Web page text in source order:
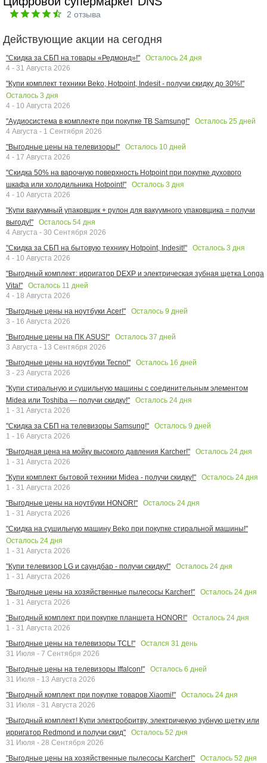
2 отзыва
Действующие акции на сегодня
"Скидка за СБП на товары «Редмонд»!" Осталось 24 дня
4 - 31 Августа 2026
"Купи комплект техники Beko, Hotpoint, Indesit - получи скидку до 30%!"
Осталось 3 дня
4 - 10 Августа 2026
"Аудиосистема в комплекте при покупке ТВ Samsung!"
Осталось 25 дней
4 Августа - 1 Сентября 2026
"Выгодные цены на телевизоры!"
Осталось 10 дней
4 - 17 Августа 2026
"Скидка 50% на варочную поверхность Hotpoint при покупке духового
шкафа или холодильника Hotpoint!"
Осталось 3 дня
4 - 10 Августа 2026
"Купи вакуумный упаковщик + рулон для вакуумного упаковщика = получи
выгоду!"
Осталось 54 дня
4 Августа - 30 Сентября 2026
"Скидка за СБП на бытовую технику Hotpoint, Indesit!"
Осталось 3 дня
4 - 10 Августа 2026
"Выгодный комплект: ирригатор DEXP и электрическая зубная щетка Longa
Vita!"
Осталось 11 дней
4 - 18 Августа 2026
"Выгодные цены на ноутбуки Acer!"
Осталось 9 дней
3 - 16 Августа 2026
"Выгодные цены на ПК ASUS!"
Осталось 37 дней
3 Августа - 13 Сентября 2026
"Выгодные цены на ноутбуки Tecno!"
Осталось 16 дней
3 - 23 Августа 2026
"Купи стиральную и сушильную машины с соединительным элементом
Midea или Toshiba — получи скидку!"
Осталось 24 дня
1 - 31 Августа 2026
"Скидка за СБП на телевизоры Samsung!"
Осталось 9 дней
1 - 16 Августа 2026
"Выгодная цена на мойку высокого давления Karcher!"
Осталось 24 дня
1 - 31 Августа 2026
"Купи комплект бытовой техники Midea - получи скидку!"
Осталось 24 дня
1 - 31 Августа 2026
"Выгодные цены на ноутбуки HONOR!"
Осталось 24 дня
1 - 31 Августа 2026
"Скидка на сушильную машину Beko при покупке стиральной машины!"
Осталось 24 дня
1 - 31 Августа 2026
"Купи телевизор LG и саундбар - получи скидку!"
Осталось 24 дня
1 - 31 Августа 2026
"Выгодные цены на хозяйственные пылесосы Karcher!"
Осталось 24 дня
1 - 31 Августа 2026
"Выгодный комплект при покупке планшета HONOR!"
Осталось 24 дня
1 - 31 Августа 2026
"Выгодные цены на телевизоры TCL!"
Остался 31 день
31 Июля - 7 Сентября 2026
"Выгодные цены на телевизоры Iffalcon!"
Осталось 6 дней
31 Июля - 13 Августа 2026
"Выгодный комплект при покупке товаров Xiaomi!"
Осталось 24 дня
31 Июля - 31 Августа 2026
"Выгодный комплект! Купи электробритву, электричекую зубную щетку или
ирригатор Redmond и получи скид"
Осталось 52 дня
31 Июля - 28 Сентября 2026
"Выгодные цены на хозяйственные пылесосы Karcher!"
Осталось 52 дня